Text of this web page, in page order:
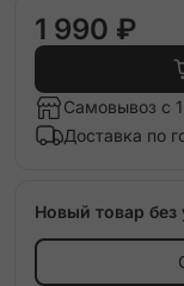
1 990 ₽
Самовывоз с
Доставка по
Новый товар без